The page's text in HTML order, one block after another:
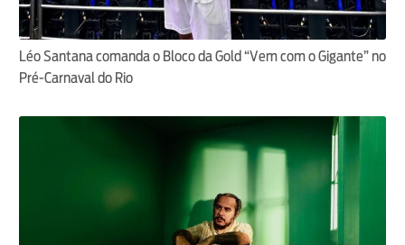
Léo Santana comanda o Bloco da Gold “Vem com o Gigante” no
Pré-Carnaval do Rio